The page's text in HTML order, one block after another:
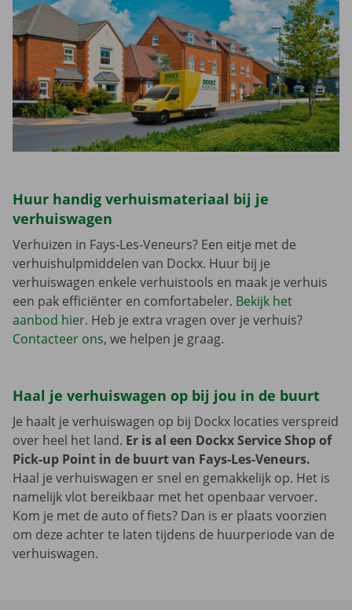
Huur handig verhuismateriaal bij je
verhuiswagen
Verhuizen in Fays-Les-Veneurs? Een eitje met de
verhuishulpmiddelen van Dockx. Huur bij je
verhuiswagen enkele verhuistools en maak je verhuis
een pak efficiënter en comfortabeler. Bekijk het
aanbod hier. Heb je extra vragen over je verhuis?
Contacteer ons, we helpen je graag.
Haal je verhuiswagen op bij jou in de buurt
Je haalt je verhuiswagen op bij Dockx locaties verspreid
over heel het land. Er is al een Dockx Service Shop of
Pick-up Point in de buurt van Fays-Les-Veneurs.
Haal je verhuiswagen er snel en gemakkelijk op. Het is
namelijk vlot bereikbaar met het openbaar vervoer.
Kom je met de auto of fiets? Dan is er plaats voorzien
om deze achter te laten tijdens de huurperiode van de
verhuiswagen.